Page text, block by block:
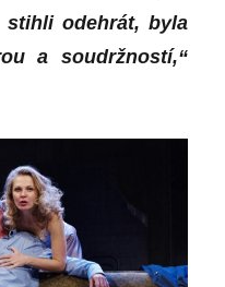
stihli odehrát, byla
a soudržností,“